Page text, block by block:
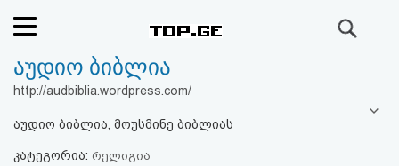
რეიტინგი
ფოსტა
აუდიო ბიბლია
http://audbiblia.wordpress.com/
აუდიო ბიბლია, მოუსმინე ბიბლიას
კატეგორია: რელიგია